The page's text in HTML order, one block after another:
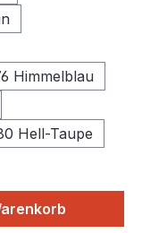
Himmelblau
Hell-Taupe